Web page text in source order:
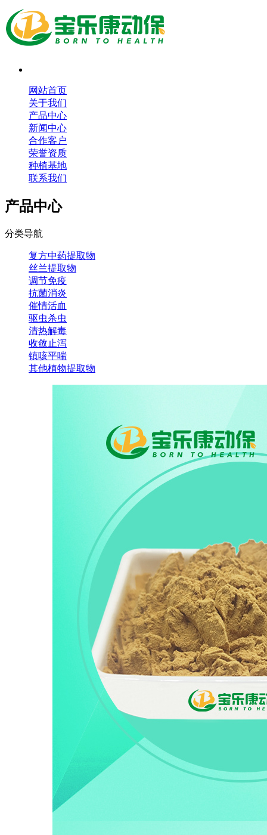
网站首页
关于我们
产品中心
新闻中心
合作客户
荣誉资质
种植基地
联系我们
产品中心
分类导航
复方中药提取物
丝兰提取物
调节免疫
抗菌消炎
催情活血
驱虫杀虫
清热解毒
收敛止泻
镇咳平喘
其他植物提取物